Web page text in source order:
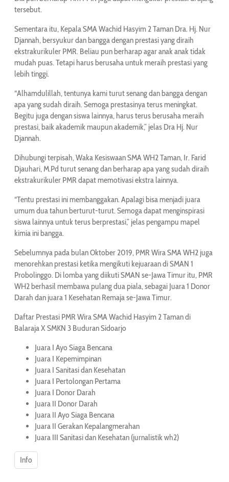
tersebut.
Sementara itu, Kepala SMA Wachid Hasyim 2 Taman Dra. Hj. Nur
Djannah, bersyukur dan bangga dengan prestasi yang diraih
ekstrakurikuler PMR. Beliau pun berharap agar anak anak tidak
mudah puas. Tetapi harus berusaha untuk meraih prestasi yang
lebih tinggi.
“Alhamdulillah, tentunya kami turut senang dan bangga dengan
apa yang sudah diraih. Semoga prestasinya terus meningkat.
Begitu juga dengan siswa lainnya, harus terus berusaha meraih
prestasi, baik akademik maupun akademik,” jelas Dra Hj. Nur
Djannah.
Dihubungi terpisah, Waka Kesiswaan SMA WH2 Taman, Ir. Farid
Djauhari, M.Pd turut senang dan berharap apa yang sudah diraih
ekstrakurikuler PMR dapat memotivasi ekstra lainnya.
“Tentu prestasi ini membanggakan. Apalagi bisa menjadi juara
umum dua tahun berturut-turut. Semoga dapat menginspirasi
siswa lainnya untuk terus berprestasi,” jelas pengampu mapel
kimia ini bangga.
Sebelumnya pada bulan Oktober 2019, PMR Wira SMA WH2 juga
menorehkan prestasi ketika mengikuti kejuaraan di SMAN 1
Probolinggo. Di lomba yang diikuti SMAN se-Jawa Timur itu, PMR
WH2 berhasil membawa pulang dua piala, sebagai Juara 1 Donor
Darah dan juara 1 Kesehatan Remaja se-Jawa Timur.
Daftar Prestasi PMR Wira SMA Wachid Hasyim 2 Taman di
Balaraja X SMKN 3 Buduran Sidoarjo
Juara I Ayo Siaga Bencana
Juara I Kepemimpinan
Juara I Sanitasi dan Kesehatan
Juara I Pertolongan Pertama
Juara I Donor Darah
Juara II Donor Darah
Juara II Ayo Siaga Bencana
Juara II Gerakan Kepalangmerahan
Juara III Sanitasi dan Kesehatan (jurnalistik wh2)
Info